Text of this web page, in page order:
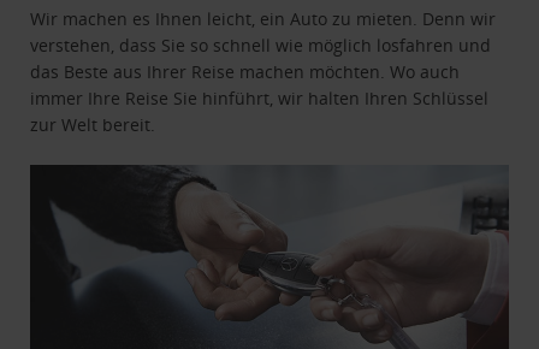
Wir machen es Ihnen leicht, ein Auto zu mieten. Denn wir
verstehen, dass Sie so schnell wie möglich losfahren und
das Beste aus Ihrer Reise machen möchten. Wo auch
immer Ihre Reise Sie hinführt, wir halten Ihren Schlüssel
zur Welt bereit.